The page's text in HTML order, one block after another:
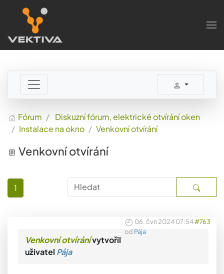
Skip to main content
Fórum
Diskuzní fórum, elektrické otvírání oken
Instalace na okno
Venkovní otvírání
Venkovní otvírání
1
06. čvn 2024 07:54#763
od Pája
Venkovní otvíránívytvořil
uživatel Pája